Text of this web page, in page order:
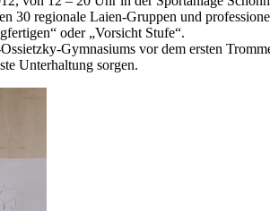
regionale Laien-Gruppen und
oder „Vorsicht Stufe“.
Gymnasiums vor dem ersten
Unterhaltung sorgen.